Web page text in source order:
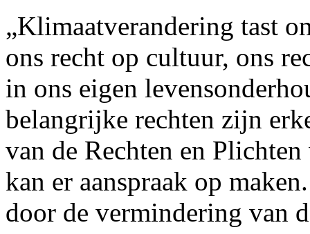
„Klimaatverandering tast
ons recht op cultuur, ons
in ons eigen
belangrijke rechten zijn
van de Rechten en
kan er aanspraak op
door de vermindering van